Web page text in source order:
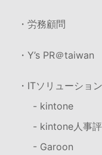
・労務顧問
・Y’s PR＠taiwan
・ITソリューション
- kintone
- kintone人事
- Garoon